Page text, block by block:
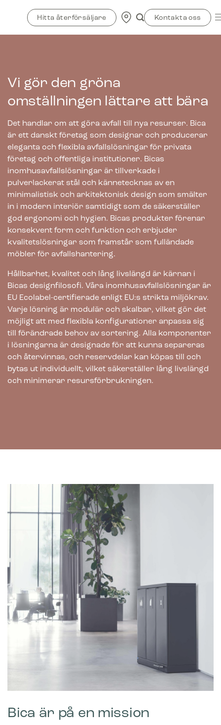
Hitta återförsäljare Kontakta oss
Vi gör den gröna
omställningen lättare att bära
Det handlar om att göra avfall till nya resurser. Bica
är ett danskt företag som designar och producerar
eleganta och flexibla avfallslösningar för privata
företag och offentliga institutioner. Bicas
inomhusavfallslösningar är tillverkade i
pulverlackerat stål och kännetecknas av en
minimalistisk och arkitektonisk design som smälter
in i modern interiör samtidigt som de säkerställer
god ergonomi och hygien. Bicas produkter förenar
konsekvent form och funktion och erbjuder
kvalitetslösningar som framstår som fulländade
möbler för avfallshantering.
Hållbarhet, kvalitet och lång livslängd är kärnan i
Bicas designfilosofi. Våra inomhusavfallslösningar är
EU Ecolabel-certifierade enligt EU:s strikta miljökrav.
Varje lösning är modulär och skalbar, vilket gör det
möjligt att med flexibla konfigurationer anpassa sig
till förändrade behov av sortering. Alla komponenter
i lösningarna är designade för att kunna separeras
och återvinnas, och reservdelar kan köpas till och
bytas ut individuellt, vilket säkerställer lång livslängd
och minimerar resursförbrukningen.
Bica är på en mission